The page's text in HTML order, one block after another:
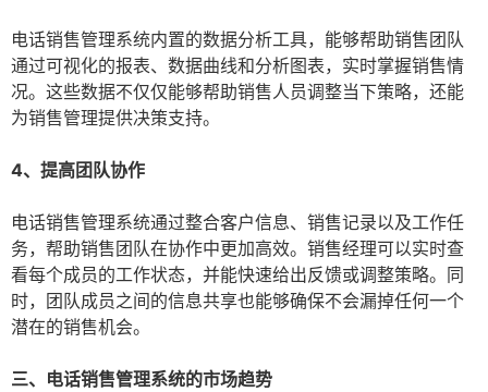
电话销售管理系统内置的数据分析工具，能够帮助销售团队
通过可视化的报表、数据曲线和分析图表，实时掌握销售情
况。这些数据不仅仅能够帮助销售人员调整当下策略，还能
为销售管理提供决策支持。
4、提高团队协作
电话销售管理系统通过整合客户信息、销售记录以及工作任
务，帮助销售团队在协作中更加高效。销售经理可以实时查
看每个成员的工作状态，并能快速给出反馈或调整策略。同
时，团队成员之间的信息共享也能够确保不会漏掉任何一个
潜在的销售机会。
三、电话销售管理系统的市场趋势